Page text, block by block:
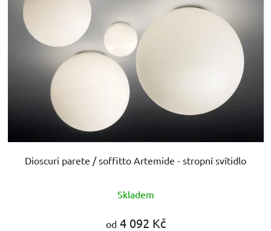
Dioscuri parete / soffitto Artemide - stropní svítidlo
Skladem
od4 092 Kč